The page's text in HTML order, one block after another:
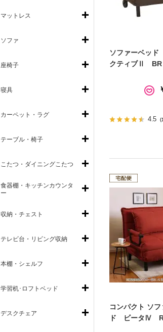
ソファーベッ
クティブⅡ BR
4.5
コンパクト ソフ
ド ビータⅣ
マットレス
ソファ
寝具
座椅子
カーペット・ラグ
テーブル・椅子
こたつ・ダイニングこたつ
食器棚・キッチンカウンタ
ー
収納・チェスト
テレビ台・リビング収納
本棚・シェルフ
学習机･ロフトベッド
デスクチェア